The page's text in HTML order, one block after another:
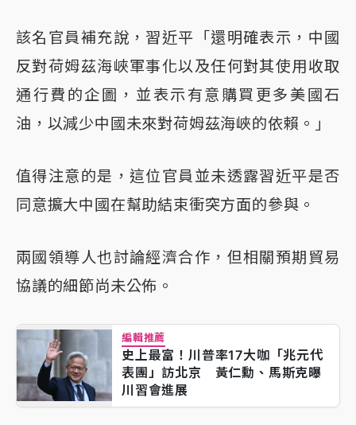
該名官員補充說，習近平「還明確表示，中國
反對荷姆茲海峽軍事化以及任何對其使用收取
通行費的企圖，並表示有意購買更多美國石
油，以減少中國未來對荷姆茲海峽的依賴。」
值得注意的是，這位官員並未透露習近平是否
同意擴大中國在幫助結束衝突方面的參與。
兩國領導人也討論經濟合作，但相關預期貿易
協議的細節尚未公佈。
編輯推薦
史上最富！川普率17大咖「兆元代
表團」訪北京 黃仁勳、馬斯克曝
川習會進展